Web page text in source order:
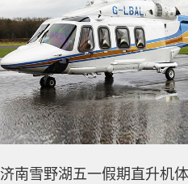
济南雪野湖五一假期直升机